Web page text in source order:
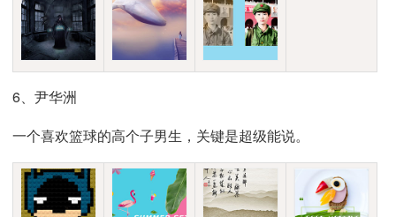
6、尹华洲
一个喜欢篮球的高个子男生，关键是超级能说。